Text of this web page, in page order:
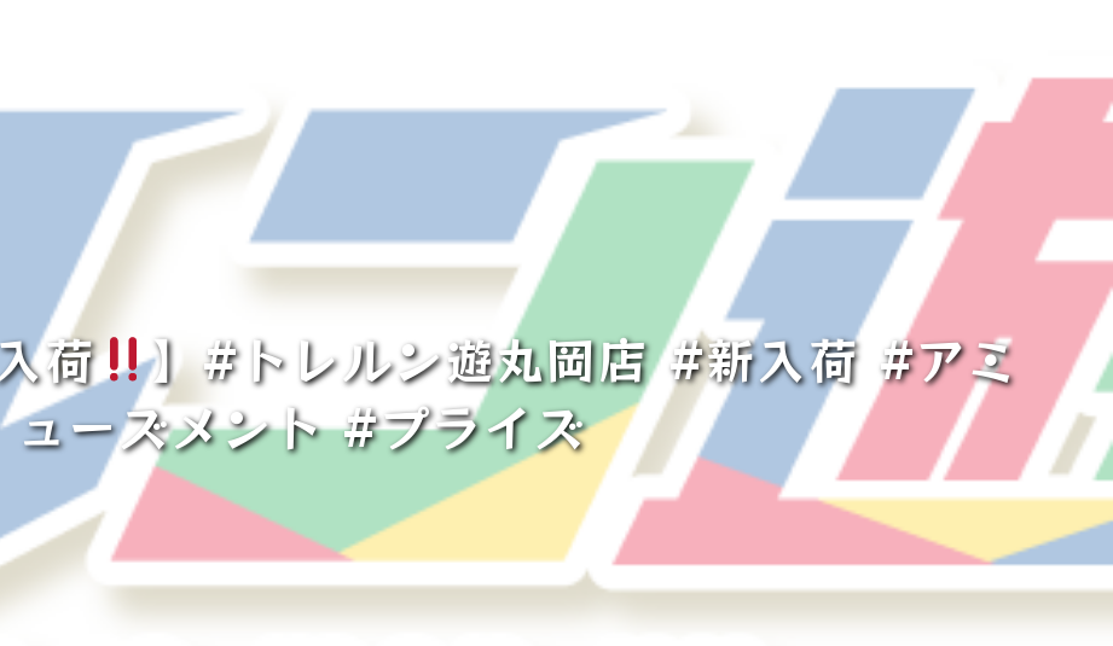
荷
】#トレルン遊丸岡店 #新入荷 #アミ
ューズメント #プライズ